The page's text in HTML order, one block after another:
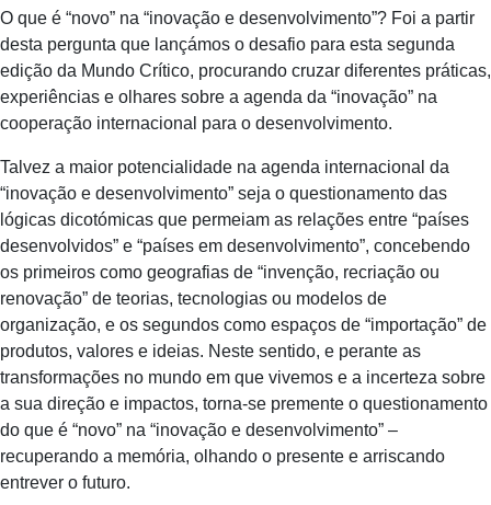
O que é “novo” na “inovação e desenvolvimento”? Foi a partir
desta pergunta que lançámos o desafio para esta segunda
edição da Mundo Crítico, procurando cruzar diferentes práticas,
experiências e olhares sobre a agenda da “inovação” na
cooperação internacional para o desenvolvimento.
Talvez a maior potencialidade na agenda internacional da
“inovação e desenvolvimento” seja o questionamento das
lógicas dicotómicas que permeiam as relações entre “países
desenvolvidos” e “países em desenvolvimento”, concebendo
os primeiros como geografias de “invenção, recriação ou
renovação” de teorias, tecnologias ou modelos de
organização, e os segundos como espaços de “importação” de
produtos, valores e ideias. Neste sentido, e perante as
transformações no mundo em que vivemos e a incerteza sobre
a sua direção e impactos, torna-se premente o questionamento
do que é “novo” na “inovação e desenvolvimento” –
recuperando a memória, olhando o presente e arriscando
entrever o futuro.